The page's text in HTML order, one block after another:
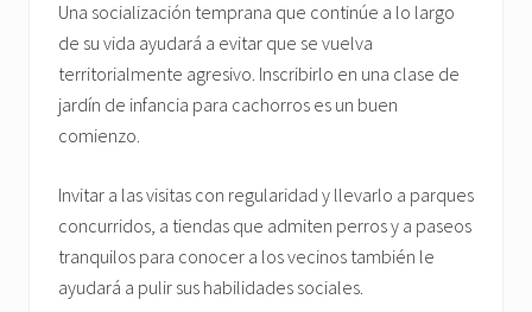
Una socialización temprana que continúe a lo largo
de su vida ayudará a evitar que se vuelva
territorialmente agresivo. Inscribirlo en una clase de
jardín de infancia para cachorros es un buen
comienzo.
Invitar a las visitas con regularidad y llevarlo a parques
concurridos, a tiendas que admiten perros y a paseos
tranquilos para conocer a los vecinos también le
ayudará a pulir sus habilidades sociales.